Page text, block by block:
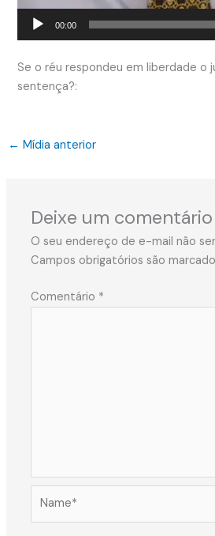
00:00
Se o réu respondeu em liberdade o
sentença?:
← Mídia anterior
Deixe um comentário
O seu endereço de e-mail não
Campos obrigatórios são
Comentário *